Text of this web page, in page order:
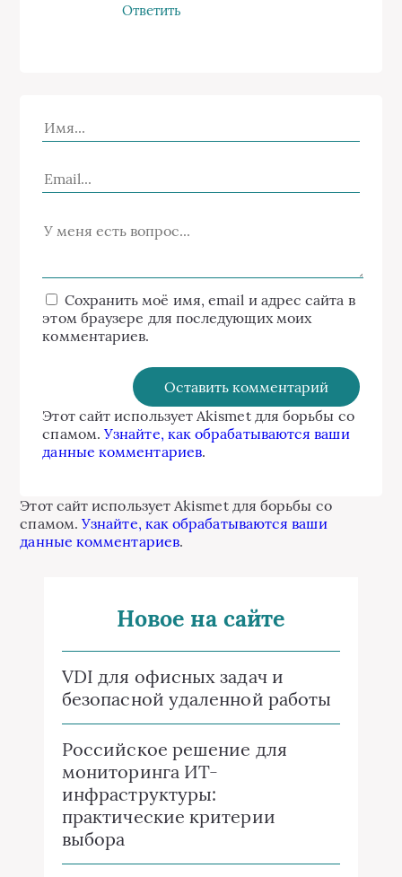
Ответить
Сохранить моё имя, email и адрес сайта в
этом браузере для последующих моих
комментариев.
Этот сайт использует Akismet для борьбы со
спамом.Узнайте, как обрабатываются ваши
данные комментариев.
Этот сайт использует Akismet для борьбы со
спамом.Узнайте, как обрабатываются ваши
данные комментариев.
Новое на сайте
VDI для офисных задач и
безопасной удаленной работы
Российское решение для
мониторинга ИТ-
инфраструктуры:
практические критерии
выбора